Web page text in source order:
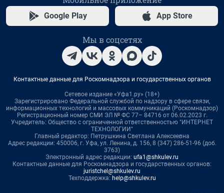
Google Play App Store
Мы в соцсетях
Контактные данные для Роскомнадзора и государственных органов
Сетевое издание «Уфа1.ру» (18+)
Зарегистрировано Федеральной службой по надзору в сфере связи,
информационных технологий и массовых коммуникаций (Роскомнадзор)
Регистрационный номер СМИ ЭЛ № ФС 77– 84716 от 06.02.2023 г.
Учредитель: Общество с ограниченной ответственностью "ИНТЕРНЕТ
ТЕХНОЛОГИИ"
Главный редактор: Петрушкина Светлана Алексеевна
Адрес редакции: 450006, г. Уфа, ул. Ленина, д. 156, 8 (347) 286-51-96 (доб.
3763)
Электронный адрес редакции: ufa1@shkulev.ru
Контактные данные для Роскомнадзора и государственных органов:
juristchel@shkulev.ru
Техподдержка: help@shkulev.ru